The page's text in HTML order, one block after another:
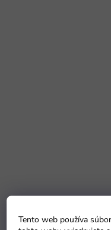
Tento web používa